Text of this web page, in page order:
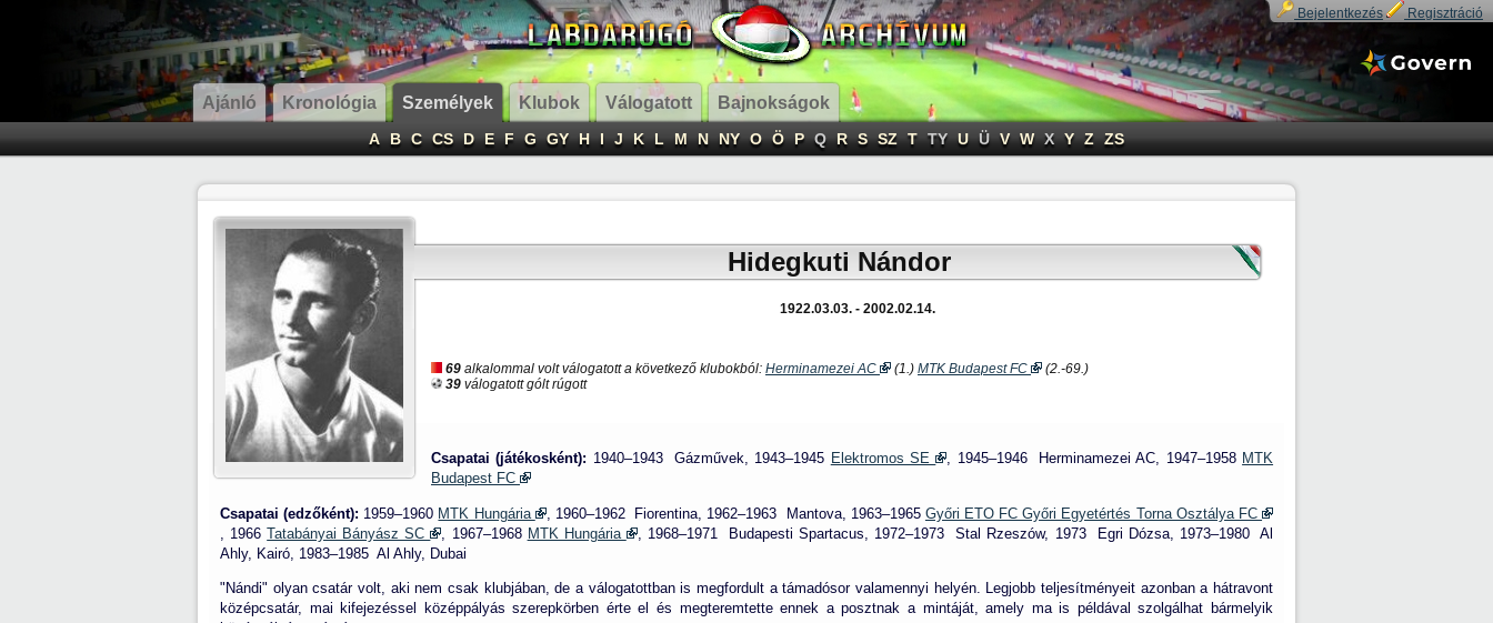
Bejelentkezés Regisztráció
Ajánló Kronológia Személyek Klubok Válogatott Bajnokságok
A B C CS D E F G GY H I J K L M N NY O Ö P Q R S SZ T TY U Ü V W X Y Z ZS
Hidegkuti Nándor
1922.03.03. - 2002.02.14.
69 alkalommal volt válogatott a következő klubokból: Herminamezei AC (1.) MTK Budapest FC
(2.-69.)
39 válogatott gólt rúgott
Csapatai (játékosként): 1940–1943 Gázművek, 1943–1945 Elektromos SE , 1945–1946 Herminamezei AC, 1947–1958 MTK
Budapest FC
Csapatai (edzőként): 1959–1960 MTK Hungária , 1960–1962 Fiorentina, 1962–1963 Mantova, 1963–1965 Győri ETO FC Győri Egyetértés Torna Osztálya FC
, 1966Tatabányai Bányász SC , 1967–1968 MTK Hungária , 1968–1971 Budapesti Spartacus, 1972–1973Stal Rzeszów, 1973 Egri Dózsa, 1973–1980Al
Ahly, Kairó, 1983–1985 Al Ahly, Dubai
"Nándi" olyan csatár volt, aki nem csak klubjában, de a válogatottban is megfordult a támadósor valamennyi helyén. Legjobb teljesítményeit azonban a hátravont
középcsatár, mai kifejezéssel középpályás szerepkörben érte el és megteremtette ennek a posztnak a mintáját, amely ma is példával szolgálhat bármelyik